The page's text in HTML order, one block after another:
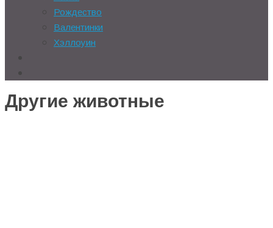
Рождество
Валентинки
Хэллоуин
Другие животные